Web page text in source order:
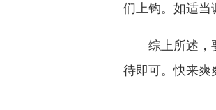
们上钩。如适当
综上所述，
待即可。快来爽